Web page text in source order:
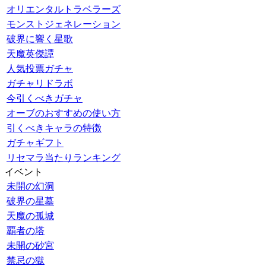
オリエンタルトラベラーズ
モンストジェネレーション
破界に響く星歌
天魔英傑譚
人気投票ガチャ
ガチャリドラボ
今引くべきガチャ
オーブのおすすめの使い方
引くべきキャラの特徴
ガチャギフト
リセマラ当たりランキング
イベント
未開の幻洞
破界の星墓
天魔の孤城
覇者の塔
未開の砂宮
禁忌の獄